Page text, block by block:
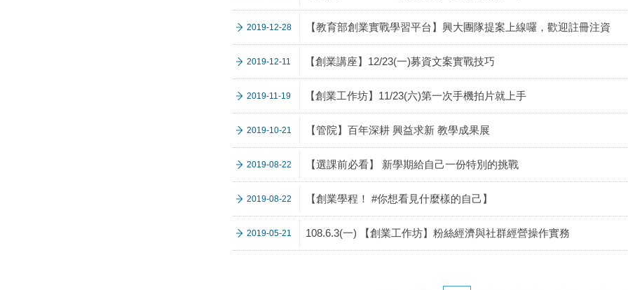
2019-12-28 【教育部創業實戰學習平台】興大團隊提案上線囉，歡迎註冊注資
2019-12-11 【創業講座】12/23(一)募資文案實戰技巧
2019-11-19 【創業工作坊】11/23(六)第一次手機拍片就上手
2019-10-21 【管院】百年深耕 興益求新 教學成果展
2019-08-22 【選課前必看】 新學期給自己一份特別的挑戰
2019-08-22 【創業學程！ #你想看見什麼樣的自己】
2019-05-21 108.6.3(一) 【創業工作坊】粉絲經濟與社群經營操作實務